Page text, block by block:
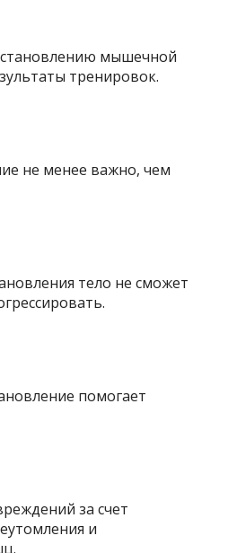
мышечной
тренировок.
не менее важно, чем
тело не сможет
помогает
за счет
и